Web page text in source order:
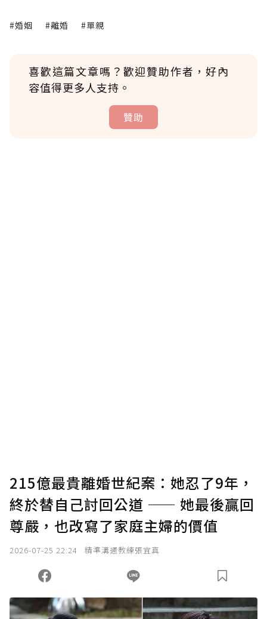
#婚姻 #離婚 #單親
喜歡這篇文章嗎？歡迎贊助作者，好內
容值得更多人支持。
贊助
215億最貴離婚世紀案：她忍了9年，
終於替自己討回公道 —— 她最後贏回
尊嚴，也改寫了家庭主婦的價值
2026-07-25 22:24 精準溝通教練張宜真